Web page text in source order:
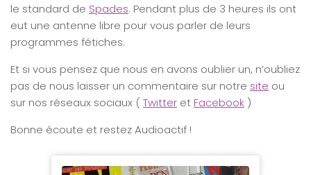
le standard de Spades. Pendant plus de 3 heures ils ont
eut une antenne libre pour vous parler de leurs
programmes fétiches.
Et si vous pensez que nous en avons oublier un, n’oubliez
pas de nous laisser un commentaire sur notre site ou
sur nos réseaux sociaux ( Twitter et Facebook )
Bonne écoute et restez Audioactif !